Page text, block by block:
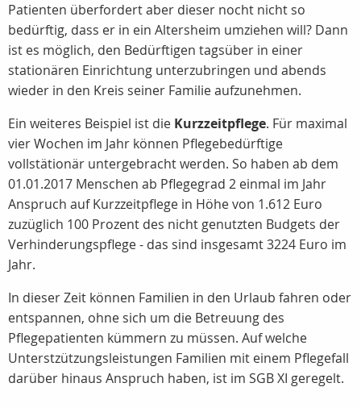
Patienten überfordert aber dieser nocht nicht so
bedürftig, dass er in ein Altersheim umziehen will? Dann
ist es möglich, den Bedürftigen tagsüber in einer
stationären Einrichtung unterzubringen und abends
wieder in den Kreis seiner Familie aufzunehmen.
Ein weiteres Beispiel ist die Kurzzeitpflege. Für maximal
vier Wochen im Jahr können Pflegebedürftige
vollstätionär untergebracht werden. So haben ab dem
01.01.2017 Menschen ab Pflegegrad 2 einmal im Jahr
Anspruch auf Kurzzeitpflege in Höhe von 1.612 Euro
zuzüglich 100 Prozent des nicht genutzten Budgets der
Verhinderungspflege - das sind insgesamt 3224 Euro im
Jahr.
In dieser Zeit können Familien in den Urlaub fahren oder
entspannen, ohne sich um die Betreuung des
Pflegepatienten kümmern zu müssen. Auf welche
Unterstzützungsleistungen Familien mit einem Pflegefall
darüber hinaus Anspruch haben, ist im SGB XI geregelt.